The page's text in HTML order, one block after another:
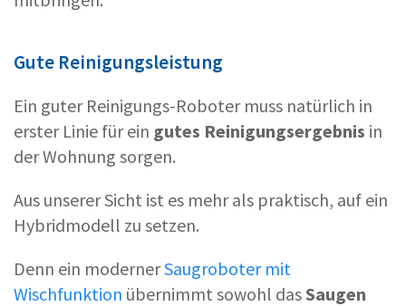
Gute Reinigungsleistung
Ein guter Reinigungs-Roboter muss natürlich in
erster Linie für ein gutes Reinigungsergebnis in
der Wohnung sorgen.
Aus unserer Sicht ist es mehr als praktisch, auf ein
Hybridmodell zu setzen.
Denn ein modernerSaugroboter mit
Wischfunktion übernimmt sowohl dasSaugen